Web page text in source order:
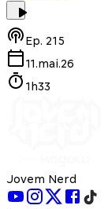
Ep. 215
11.mai.26
1h33
Jovem Nerd